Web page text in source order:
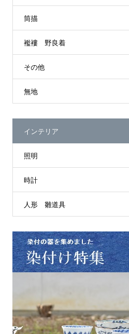
筒描
襤褸 野良着
その他
無地
インテリア
照明
時計
人形 雛道具